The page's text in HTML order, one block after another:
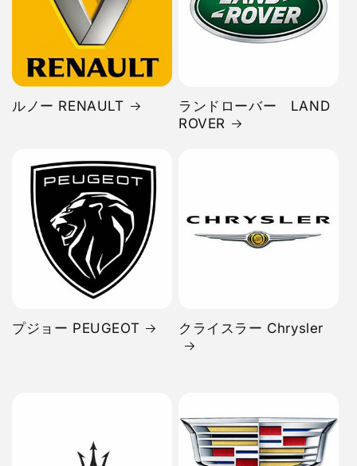
ルノー RENAULT
ランドローバー LAND
ROVER
プジョー PEUGEOT クライスラー Chrysler